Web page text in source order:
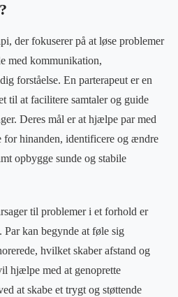
der fokuserer på at løse problemer
med kommunikation,
forståelse. En parterapeut er en
til at facilitere samtaler og guide
Deres mål er at hjælpe par med
for hinanden, identificere og ændre
opbygge sunde og stabile
til problemer i et forhold er
kan begynde at føle sig
hvilket skaber afstand og
hjælpe med at genoprette
at skabe et trygt og støttende